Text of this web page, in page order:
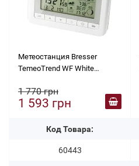
Метеостанция Bresser
TemeoTrend WF White
1 770 грн
1 593 грн
Код Товара:
60443